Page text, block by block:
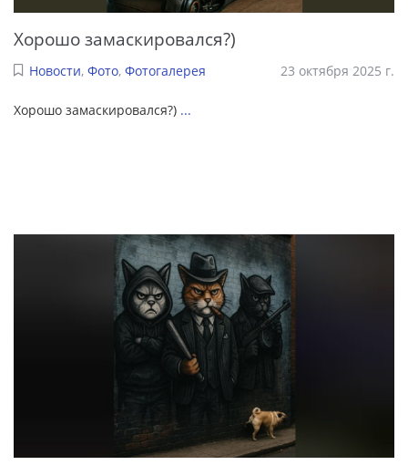
Хорошо замаскировался?)
Новости, Фото, Фотогалерея 23 октября 2025 г.
Хорошо замаскировался?) ...